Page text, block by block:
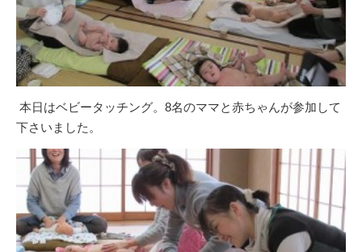
本日はベビータッチング。8名のママと赤ちゃんが参加して
下さいました。